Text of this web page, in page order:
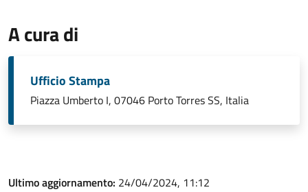
A cura di
Ufficio Stampa
Piazza Umberto I, 07046 Porto Torres SS, Italia
Ultimo aggiornamento: 24/04/2024, 11:12